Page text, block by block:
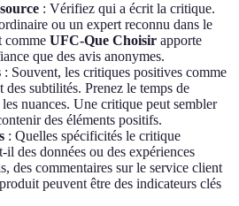
: Vérifiez qui a écrit la critique.
ou un expert reconnu dans le
comme UFC-Que Choisir apporte
que des avis anonymes.
: Souvent, les critiques positives comme
des subtilités. Prenez le temps de
nuances. Une critique peut sembler
des éléments positifs.
: Quelles spécificités le critique
des données ou des expériences
des commentaires sur le service client
peuvent être des indicateurs clés